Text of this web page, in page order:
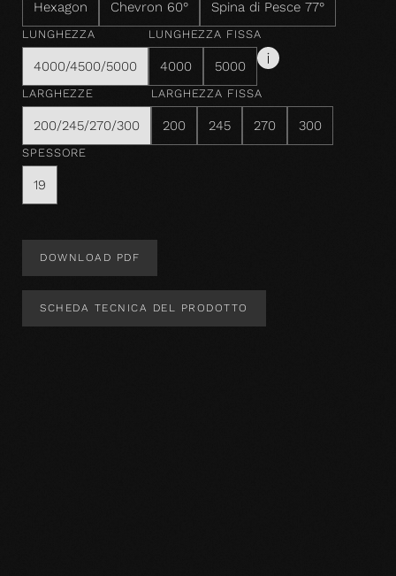
Hexagon Chevron 60° Spina di Pesce 77°
LUNGHEZZA
4000/4500/5000
LUNGHEZZA FISSA
4000 5000
LARGHEZZE
200/245/270/300
LARGHEZZA FISSA
200 245 270 300
SPESSORE
19
DOWNLOAD PDF
SCHEDA TECNICA DEL PRODOTTO